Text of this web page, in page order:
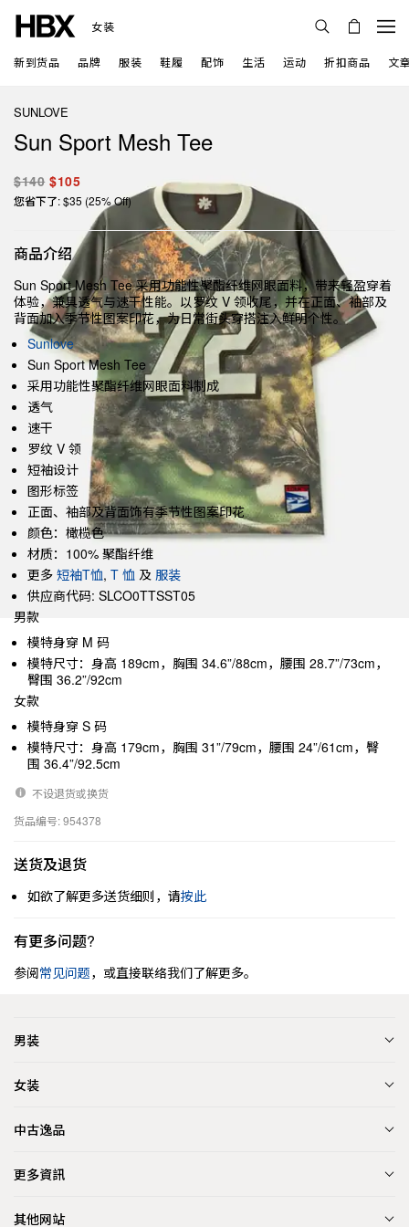
女装
新到货品 品牌 服装 鞋履 配饰 生活 运动 折扣商品 文
SUNLOVE
Sun Sport Mesh Tee
$140 $105
您省下了: $35 (25% Off)
商品介绍
Sun Sport Mesh Tee 采用功能性聚酯纤维网眼面料，带来轻盈穿着
体验，兼具透气与速干性能。以罗纹 V 领收尾，并在正面、袖部及
背面加入季节性图案印花，为日常街头穿搭注入鲜明个性。
Sunlove
Sun Sport Mesh Tee
采用功能性聚酯纤维网眼面料制成
透气
速干
罗纹 V 领
短袖设计
图形标签
正面、袖部及背面饰有季节性图案印花
颜色：橄榄色
材质：100% 聚酯纤维
更多 短袖T恤, T 恤 及 服装
供应商代码: SLCO0TTSST05
男款
模特身穿 M 码
模特尺寸：身高 189cm，胸围 34.6”/88cm，腰围 28.7”/73cm，
臀围 36.2”/92cm
女款
模特身穿 S 码
模特尺寸：身高 179cm，胸围 31”/79cm，腰围 24”/61cm，臀
围 36.4”/92.5cm
不设退货或换货
货品编号: 954378
送货及退货
如欲了解更多送货细则，请按此
有更多问题?
参阅常见问题，或直接联络我们了解更多。
男装
女装
中古逸品
更多資訊
其他网站